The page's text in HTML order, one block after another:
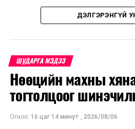
Орос, Украины дайнаас
үнийн өсөлт дэлхийн зах
дахин өсөж, ОХУ болон бусад
авах шатахууны үнэ 1,200-2,000
Иймд дотоодын зах зээл
сааруулахын тулд гаалийн
татварыг тэглэх шаардлага
танилцуулсан байна.
ДЭЛГЭРЭНГҮЙ
ШУДАРГА МЭДЭЭ
Нөөцийн махны
тогтолцоог
Огноо: 16 цаг 14 минут , 2026/08/06